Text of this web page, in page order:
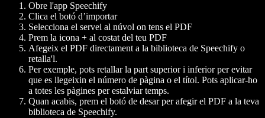
Obre l'app Speechify
Clica el botó d’importar
Selecciona el servei al núvol on tens el PDF
Prem la icona + al costat del teu PDF
Afegeix el PDF directament a la biblioteca de Speechify o
retalla'l.
Per exemple, pots retallar la part superior i inferior per evitar
que es llegeixin el número de pàgina o el títol. Pots aplicar-ho
a totes les pàgines per estalviar temps.
Quan acabis, prem el botó de desar per afegir el PDF a la teva
biblioteca de Speechify.